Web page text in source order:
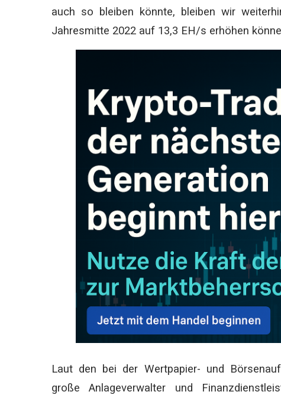
auch so bleiben könnte, bleiben wir
Jahresmitte 2022 auf 13,3 EH/s erhöhen
Laut den bei der Wertpapier- und
große Anlageverwalter und